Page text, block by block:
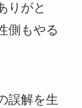
りがと
側もやる
誤解を生